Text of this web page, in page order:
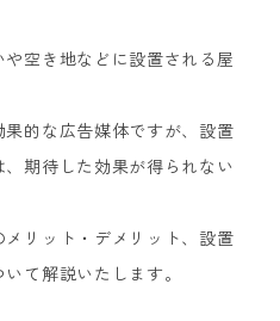
空き地などに設置される屋
的な広告媒体ですが、設置
期待した効果が得られない
リット・デメリット、設置
て解説いたします。